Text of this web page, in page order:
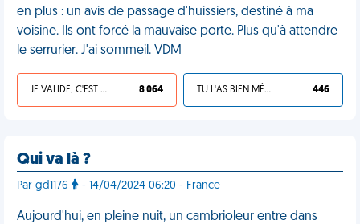
en plus : un avis de passage d'huissiers, destiné à ma
voisine. Ils ont forcé la mauvaise porte. Plus qu'à attendre
le serrurier. J'ai sommeil. VDM
JE VALIDE, C'EST UNE VDM 8 064 TU L'AS BIEN MÉRITÉ 446
Qui va là ?
Par gd1176 - 14/04/2024 06:20 - France
Aujourd'hui, en pleine nuit, un cambrioleur entre dans